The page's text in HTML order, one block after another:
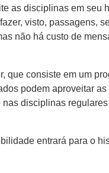
as disciplinas em seu
visto, passagens,
não há custo de
que consiste em um
podem aproveitar
disciplinas
entrará para o